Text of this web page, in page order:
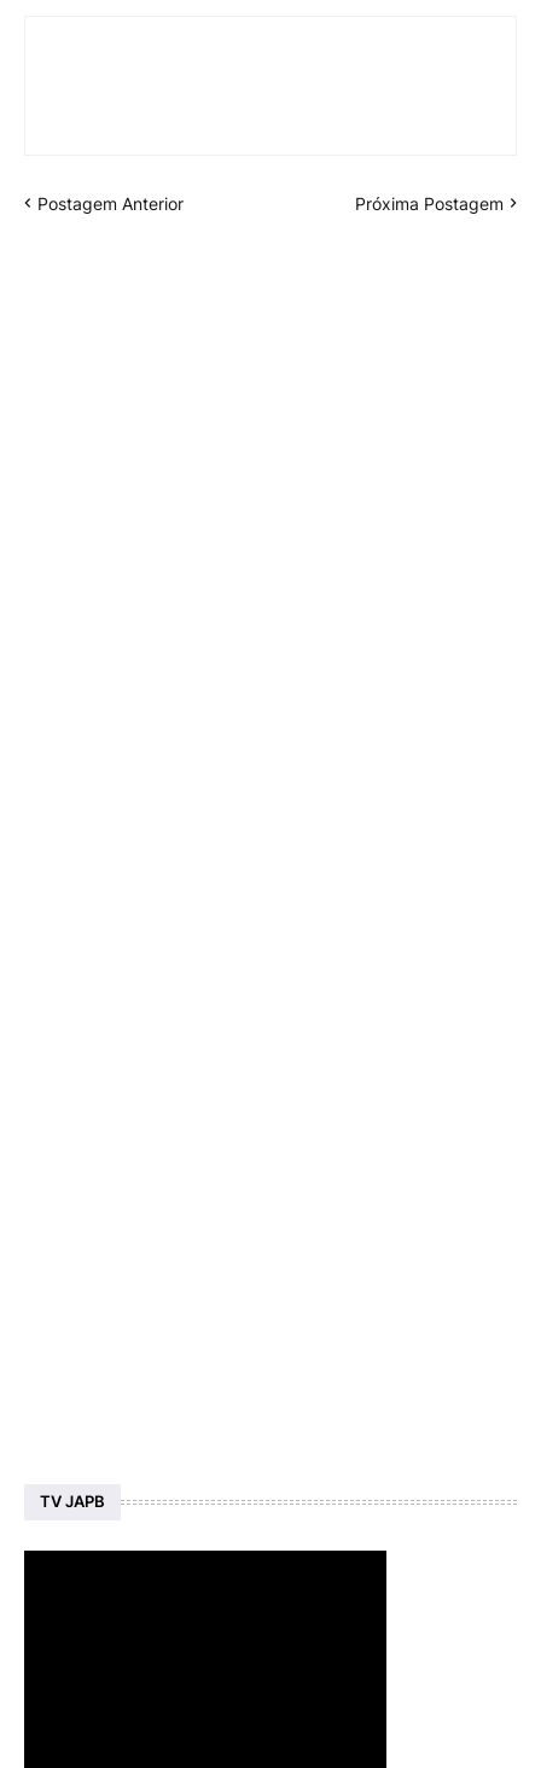
Postagem Anterior Próxima Postagem
TV JAPB